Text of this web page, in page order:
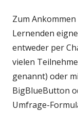
Zum
Lernenden
entweder per
vielen
genannt) oder
BigBlueButton
Umfrage-